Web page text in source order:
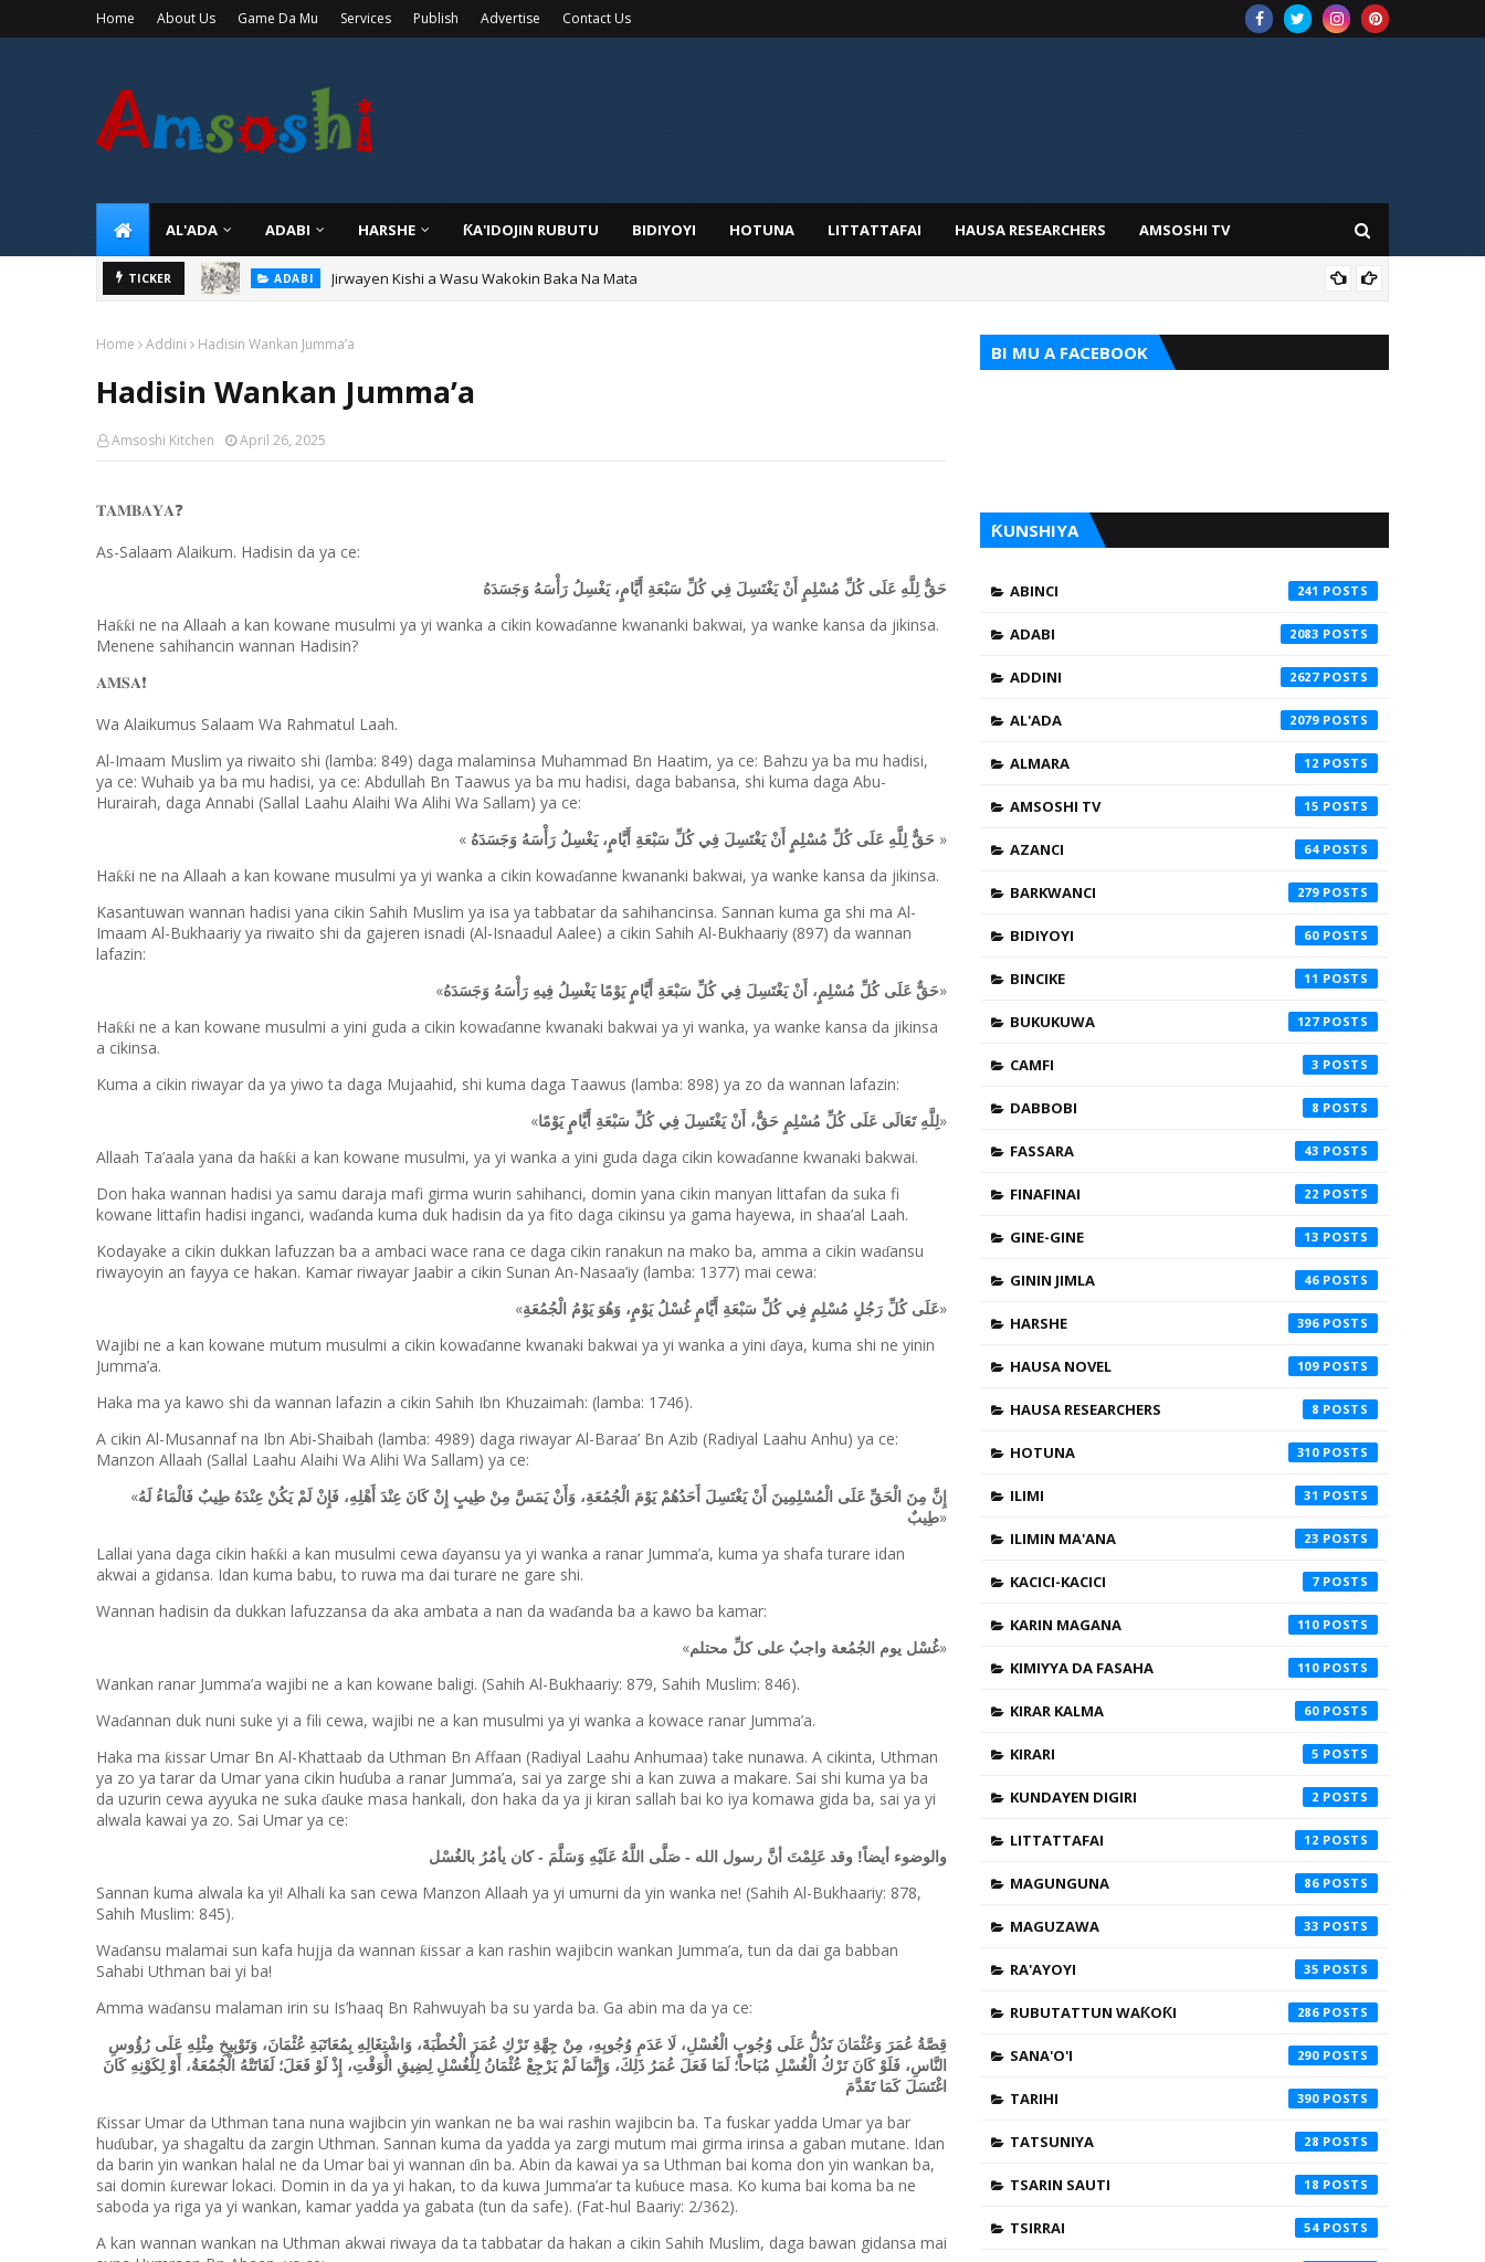
Home About Us Game Da Mu Services Publish Advertise Contact Us
AL'ADA ADABI HARSHE ƘA'IDOJIN RUBUTU BIDIYOYI HOTUNA LITTATTAFAI HAUSA RESEARCHERS AMSOSHI TV
TICKER TARIHI Sarkin Gummi Na Sha Biyar: Sarkin Mafaran Gummi Justice Lawal Hassan
Home Addini Hadisin Wankan Jumma’a
Hadisin Wankan Jumma’a
Amsoshi Kitchen April 26, 2025
𝐓𝐀𝐌𝐁𝐀𝐘𝐀❓
As-Salaam Alaikum. Hadisin da ya ce:
حَقٌّ لِلَّهِ عَلَى كُلِّ مُسْلِمٍ أَنْ يَغْتَسِلَ فِي كُلِّ سَبْعَةِ أَيَّامٍ، يَغْسِلُ رَأْسَهُ وَجَسَدَهُ
Haƙƙi ne na Allaah a kan kowane musulmi ya yi wanka a cikin kowaɗanne kwananki bakwai, ya wanke kansa da jikinsa.
Menene sahihancin wannan Hadisin?
𝐀𝐌𝐒𝐀❗️
Wa Alaikumus Salaam Wa Rahmatul Laah.
Al-Imaam Muslim ya riwaito shi (lamba: 849) daga malaminsa Muhammad Bn Haatim, ya ce: Bahzu ya ba mu hadisi,
ya ce: Wuhaib ya ba mu hadisi, ya ce: Abdullah Bn Taawus ya ba mu hadisi, daga babansa, shi kuma daga Abu-
Hurairah, daga Annabi (Sallal Laahu Alaihi Wa Alihi Wa Sallam) ya ce:
« حَقٌّ لِلَّهِ عَلَى كُلِّ مُسْلِمٍ أَنْ يَغْتَسِلَ فِي كُلِّ سَبْعَةِ أَيَّامٍ، يَغْسِلُ رَأْسَهُ وَجَسَدَهُ »
Haƙƙi ne na Allaah a kan kowane musulmi ya yi wanka a cikin kowaɗanne kwananki bakwai, ya wanke kansa da jikinsa.
Kasantuwan wannan hadisi yana cikin Sahih Muslim ya isa ya tabbatar da sahihancinsa. Sannan kuma ga shi ma Al-
Imaam Al-Bukhaariy ya riwaito shi da gajeren isnadi (Al-Isnaadul Aalee) a cikin Sahih Al-Bukhaariy (897) da wannan
lafazin:
«حَقٌّ عَلَى كُلِّ مُسْلِمٍ، أَنْ يَغْتَسِلَ فِي كُلِّ سَبْعَةِ أَيَّامٍ يَوْمًا يَغْسِلُ فِيهِ رَأْسَهُ وَجَسَدَهُ»
Haƙƙi ne a kan kowane musulmi a yini guda a cikin kowaɗanne kwanaki bakwai ya yi wanka, ya wanke kansa da jikinsa
a cikinsa.
Kuma a cikin riwayar da ya yiwo ta daga Mujaahid, shi kuma daga Taawus (lamba: 898) ya zo da wannan lafazin:
«لِلَّهِ تَعَالَى عَلَى كُلِّ مُسْلِمٍ حَقٌّ، أَنْ يَغْتَسِلَ فِي كُلِّ سَبْعَةِ أَيَّامٍ يَوْمًا»
Allaah Ta’aala yana da haƙƙi a kan kowane musulmi, ya yi wanka a yini guda daga cikin kowaɗanne kwanaki bakwai.
Don haka wannan hadisi ya samu daraja mafi girma wurin sahihanci, domin yana cikin manyan littafan da suka fi
kowane littafin hadisi inganci, waɗanda kuma duk hadisin da ya fito daga cikinsu ya gama hayewa, in shaa’al Laah.
Kodayake a cikin dukkan lafuzzan ba a ambaci wace rana ce daga cikin ranakun na mako ba, amma a cikin waɗansu
riwayoyin an fayya ce hakan. Kamar riwayar Jaabir a cikin Sunan An-Nasaa’iy (lamba: 1377) mai cewa:
«عَلَى كُلِّ رَجُلٍ مُسْلِمٍ فِي كُلِّ سَبْعَةِ أَيَّامٍ غُسْلُ يَوْمٍ، وَهُوَ يَوْمُ الْجُمُعَةِ»
Wajibi ne a kan kowane mutum musulmi a cikin kowaɗanne kwanaki bakwai ya yi wanka a yini ɗaya, kuma shi ne yinin
Jumma’a.
Haka ma ya kawo shi da wannan lafazin a cikin Sahih Ibn Khuzaimah: (lamba: 1746).
A cikin Al-Musannaf na Ibn Abi-Shaibah (lamba: 4989) daga riwayar Al-Baraa’ Bn Azib (Radiyal Laahu Anhu) ya ce:
Manzon Allaah (Sallal Laahu Alaihi Wa Alihi Wa Sallam) ya ce:
«إِنَّ مِنَ الْحَقِّ عَلَى الْمُسْلِمِينَ أَنْ يَغْتَسِلَ أَحَدُهُمْ يَوْمَ الْجُمُعَةِ، وَأَنْ يَمَسَّ مِنْ طِيبٍ إِنْ كَانَ عِنْدَ أَهْلِهِ، فَإِنْ لَمْ يَكُنْ عِنْدَهُ طِيبٌ فَالْمَاءُ لَهُ
طِيبٌ»
Lallai yana daga cikin haƙƙi a kan musulmi cewa ɗayansu ya yi wanka a ranar Jumma’a, kuma ya shafa turare idan
akwai a gidansa. Idan kuma babu, to ruwa ma dai turare ne gare shi.
Wannan hadisin da dukkan lafuzzansa da aka ambata a nan da waɗanda ba a kawo ba kamar:
«غُسْل يوم الجُمُعة واجبٌ على كلِّ محتلم»
Wankan ranar Jumma’a wajibi ne a kan kowane baligi. (Sahih Al-Bukhaariy: 879, Sahih Muslim: 846).
Waɗannan duk nuni suke yi a fili cewa, wajibi ne a kan musulmi ya yi wanka a kowace ranar Jumma’a.
Haka ma ƙissar Umar Bn Al-Khattaab da Uthman Bn Affaan (Radiyal Laahu Anhumaa) take nunawa. A cikinta, Uthman
ya zo ya tarar da Umar yana cikin huɗuba a ranar Jumma’a, sai ya zarge shi a kan zuwa a makare. Sai shi kuma ya ba
da uzurin cewa ayyuka ne suka ɗauke masa hankali, don haka da ya ji kiran sallah bai ko iya komawa gida ba, sai ya yi
alwala kawai ya zo. Sai Umar ya ce:
والوضوء أيضاً! وقد عَلِمْتَ أنَّ رسول الله - صَلَّى اللَّهُ عَلَيْهِ وَسَلَّمَ - كان يأمُرُ بالغُسْل
Sannan kuma alwala ka yi! Alhali ka san cewa Manzon Allaah ya yi umurni da yin wanka ne! (Sahih Al-Bukhaariy: 878,
Sahih Muslim: 845).
Waɗansu malamai sun kafa hujja da wannan ƙissar a kan rashin wajibcin wankan Jumma’a, tun da dai ga babban
Sahabi Uthman bai yi ba!
Amma waɗansu malaman irin su Is’haaq Bn Rahwuyah ba su yarda ba. Ga abin ma da ya ce:
قِصَّةُ عُمَرَ وَعُثْمَانَ تَدُلُّ عَلَى وُجُوبِ الْغُسْلِ، لَا عَدَمِ وُجُوبِهِ، مِنْ جِهَّةِ تَرْكِ عُمَرَ الْخُطْبَةَ، وَاشْتِغَالِهِ بِمُعَاتَبَةِ عُثْمَانَ، وَتَوْبِيخِ مِثْلِهِ عَلَى رُؤُوسِ
النَّاسِ، فَلَوْ كَانَ تَرْكُ الْغُسْلِ مُبَاحاً؛ لَمَا فَعَلَ عُمَرُ ذَلِكَ، وَإِنَّمَا لَمْ يَرْجِعْ عُثْمَانُ لِلْغُسْلِ لِضِيقِ الْوَقْتِ، إِذْ لَوْ فَعَلَ؛ لَفَاتَتْهُ الْجُمُعَةُ، أَوْ لِكَوْنِهِ كَانَ
اغْتَسَلَ كَمَا تَقَدَّمَ
Ƙissar Umar da Uthman tana nuna wajibcin yin wankan ne ba wai rashin wajibcin ba. Ta fuskar yadda Umar ya bar
huɗubar, ya shagaltu da zargin Uthman. Sannan kuma da yadda ya zargi mutum mai girma irinsa a gaban mutane. Idan
da barin yin wankan halal ne da Umar bai yi wannan ɗin ba. Abin da kawai ya sa Uthman bai koma don yin wankan ba,
sai domin ƙurewar lokaci. Domin in da ya yi hakan, to da kuwa Jumma’ar ta kuɓuce masa. Ko kuma bai koma ba ne
saboda ya riga ya yi wankan, kamar yadda ya gabata (tun da safe). (Fat-hul Baariy: 2/362).
A kan wannan wankan na Uthman akwai riwaya da ta tabbatar da hakan a cikin Sahih Muslim, daga bawan gidansa mai
BI MU A FACEBOOK
ƘUNSHIYA
ABINCI 241
ADABI 2083
ADDINI 2627
AL'ADA 2079
ALMARA 12
AMSOSHI TV 15
AZANCI 64
BARKWANCI 279
BIDIYOYI 60
BINCIKE 11
BUKUKUWA 127
CAMFI 3
DABBOBI 8
FASSARA 43
FINAFINAI 22
GINE-GINE 13
GININ JIMLA 46
HARSHE 396
HAUSA NOVEL 109
HAUSA RESEARCHERS 8
HOTUNA 310
ILIMI 31
ILIMIN MA'ANA 23
KACICI-KACICI 7
KARIN MAGANA 110
KIMIYYA DA FASAHA 110
KIRAR KALMA 60
KIRARI 5
KUNDAYEN DIGIRI 2
LITTATTAFAI 12
MAGUNGUNA 86
MAGUZAWA 33
RA'AYOYI 35
RUBUTATTUN WAƘOƘI 286
SANA'O'I 290
TARIHI 390
TATSUNIYA 28
TSARIN SAUTI 18
TSIRRAI 54